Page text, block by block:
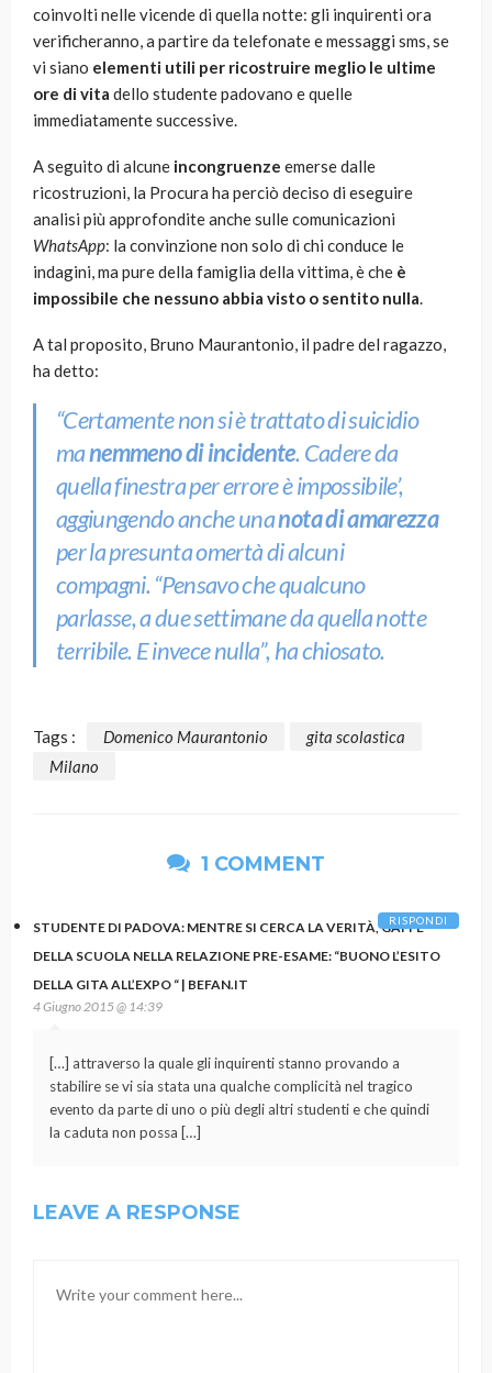
coinvolti nelle vicende di quella notte: gli inquirenti ora
verificheranno, a partire da telefonate e messaggi sms, se
vi siano elementi utili per ricostruire meglio le ultime
ore di vita dello studente padovano e quelle
immediatamente successive.
A seguito di alcune incongruenze emerse dalle
ricostruzioni, la Procura ha perciò deciso di eseguire
analisi più approfondite anche sulle comunicazioni
WhatsApp: la convinzione non solo di chi conduce le
indagini, ma pure della famiglia della vittima, è che è
impossibile che nessuno abbia visto o sentito nulla.
A tal proposito, Bruno Maurantonio, il padre del ragazzo,
ha detto:
“Certamente non si è trattato di suicidio
manemmeno di incidente. Cadere da
quella finestra per errore è impossibile’,
aggiungendo anche unanota di amarezza
per la presunta omertà di alcuni
compagni.“Pensavo che qualcuno
parlasse, a due settimane da quella notte
terribile. E invece nulla”, ha chiosato.
Tags : Domenico Maurantonio
gita scolastica
Milano
1 COMMENT
STUDENTE DI PADOVA: MENTRE SI CERCA LA VERITÀ, GAFFE
DELLA SCUOLA NELLA RELAZIONE PRE-ESAME: “BUONO L’ESITO
DELLA GITA ALL’EXPO “ | BEFAN.IT
4 Giugno 2015 @ 14:39
[…] attraverso la quale gli inquirenti stanno provando a
stabilire se vi sia stata una qualche complicità nel tragico
evento da parte di uno o più degli altri studenti e che quindi
la caduta non possa […]
RISPONDI
LEAVE A RESPONSE